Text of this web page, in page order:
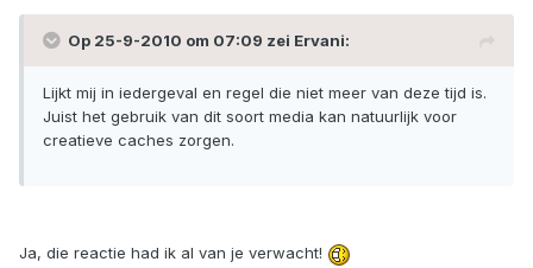
Op 25-9-2010 om 07:09 zei Ervani:
Lijkt mij in iedergeval en regel die niet meer van deze tijd is.
Juist het gebruik van dit soort media kan natuurlijk voor
creatieve caches zorgen.
Ja, die reactie had ik al van je verwacht!